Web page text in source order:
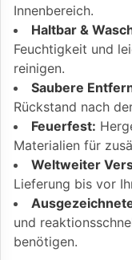
Innenbereich.
Haltbar &
Feuchtigkeit und
reinigen.
Saubere
Rückstand nach
Feuerfest:
Materialien für
Weltweiter
Lieferung bis vor
und
benötigen.